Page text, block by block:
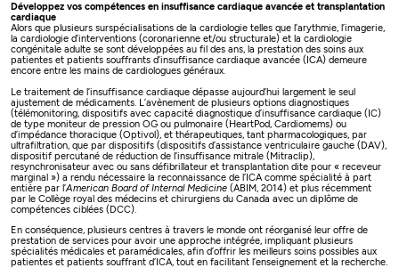
Développez vos compétences en insuffisance cardiaque avancée et transplantation
cardiaque
Alors que plusieurs surspécialisations de la cardiologie telles que l’arythmie, l’imagerie,
la cardiologie d’interventions (coronarienne et/ou structurale) et la cardiologie
congénitale adulte se sont développées au fil des ans, la prestation des soins aux
patientes et patients souffrants d’insuffisance cardiaque avancée (ICA) demeure
encore entre les mains de cardiologues généraux.
Le traitement de l’insuffisance cardiaque dépasse aujourd’hui largement le seul
ajustement de médicaments. L’avènement de plusieurs options diagnostiques
(télémonitoring, dispositifs avec capacité diagnostique d’insuffisance cardiaque (IC)
de type moniteur de pression OG ou pulmonaire (HeartPod, Cardiomems) ou
d’impédance thoracique (Optivol), et thérapeutiques, tant pharmacologiques, par
ultrafiltration, que par dispositifs (dispositifs d’assistance ventriculaire gauche (DAV),
dispositif percutané de réduction de l’insuffisance mitrale (Mitraclip),
resynchronisateur avec ou sans défibrillateur et transplantation dite pour « receveur
marginal ») a rendu nécessaire la reconnaissance de l’ICA comme spécialité à part
entière par l’American Board of Internal Medicine (ABIM, 2014) et plus récemment
par le Collège royal des médecins et chirurgiens du Canada avec un diplôme de
compétences ciblées (DCC).
En conséquence, plusieurs centres à travers le monde ont réorganisé leur offre de
prestation de services pour avoir une approche intégrée, impliquant plusieurs
spécialités médicales et paramédicales, afin d’offrir les meilleurs soins possibles aux
patientes et patients souffrant d’ICA, tout en facilitant l’enseignement et la recherche.